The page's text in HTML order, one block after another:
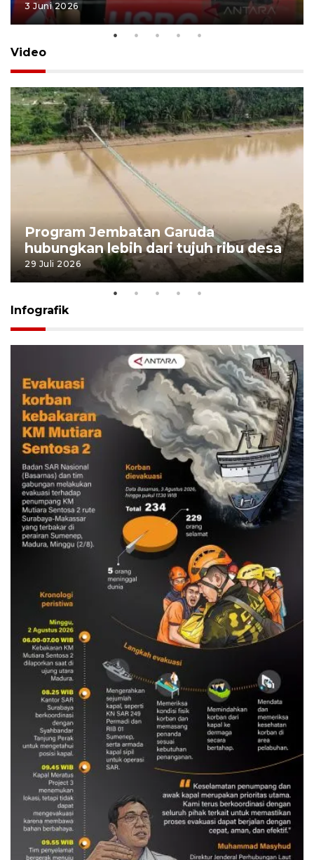
3 Juni 2026
Video
Program Jembatan Garuda
hubungkan lebih dari tujuh ribu desa
29 Juli 2026
Infografik
Evakuasi korban kebakaran KM
Mutiara Sentosa 2